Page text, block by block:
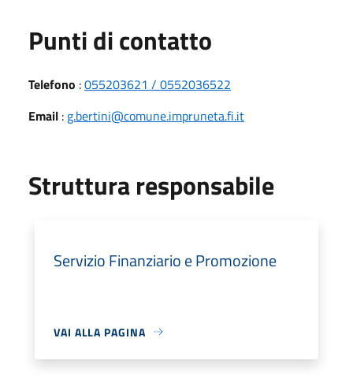
Punti di contatto
Telefono :055203621 / 0552036522
Email : g.bertini@comune.impruneta.fi.it
Struttura responsabile
Servizio Finanziario e Promozione
VAI ALLA PAGINA